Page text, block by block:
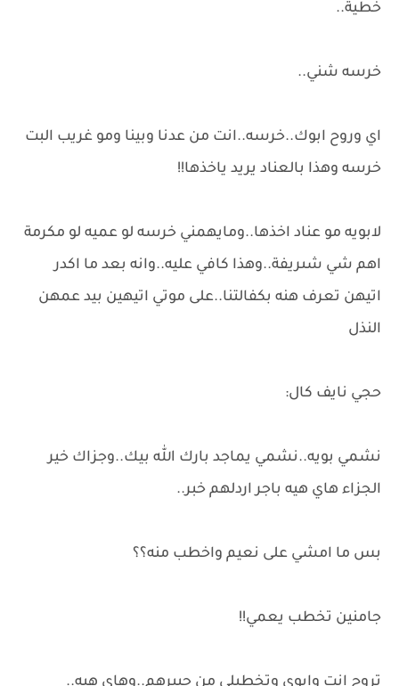
خطية..
خرسه شني..
اي وروح ابوك..خرسه..انت من عدنا وبينا ومو غريب البت
خرسه وهذا بالعناد يريد ياخذها!!
لابويه مو عناد اخذها..ومايهمني خرسه لو عميه لو مكرمة
اهم شي شىريفة..وهذا كافي عليه..وانه بعد ما اكدر
اتيهن تعرف هنه بكفالتنا..على موتي اتيهين بيد عمهن
النذل
حجي نايف كال:
نشمي بويه..نشمي يماجد بارك الله بيك..وجزاك خير
الجزاء هاي هيه باجر اردلهم خبر..
بس ما امشي على نعيم واخطب منه؟؟
جامنين تخطب يعمي!!
تروح انت وابوي وتخطبلي من جبيرهم..وهاي هيه..